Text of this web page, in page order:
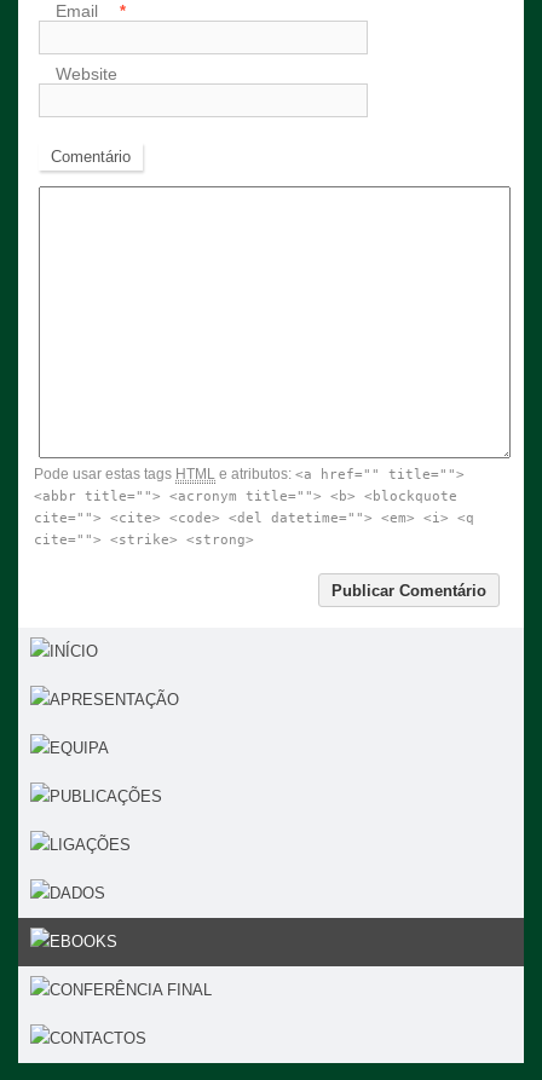
Email *
Website
Comentário
Pode usar estas tags HTML e atributos: <a href="" title="">
<abbr title=""> <acronym title=""> <b> <blockquote
cite=""> <cite> <code> <del datetime=""> <em> <i> <q
cite=""> <strike> <strong>
INÍCIO
APRESENTAÇÃO
EQUIPA
PUBLICAÇÕES
LIGAÇÕES
DADOS
EBOOKS
CONFERÊNCIA FINAL
CONTACTOS